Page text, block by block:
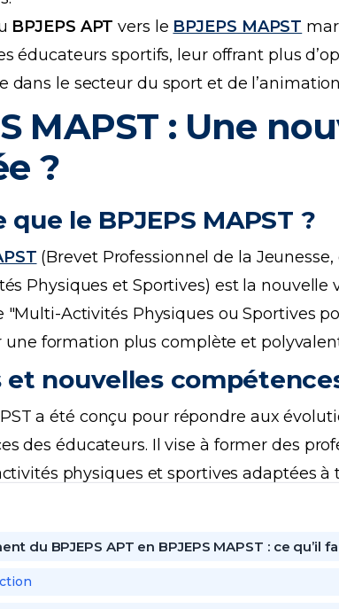
BPJEPS APT vers le BPJEPS MAPST
éducateurs sportifs, leur offrant plus
dans le secteur du sport et de
MAPST : Une
?
que le BPJEPS MAPST ?
(Brevet Professionnel de la
Physiques et Sportives) est la nouvelle
"Multi-Activités Physiques ou Sportives
une formation plus complète et
nouvelles
a été conçu pour répondre aux
des éducateurs. Il vise à former des
physiques et sportives adaptées à
en matière d’encadrement et
plus globale : le programme met
du BPJEPS APT en BPJEPS MAPST : ce qu’il